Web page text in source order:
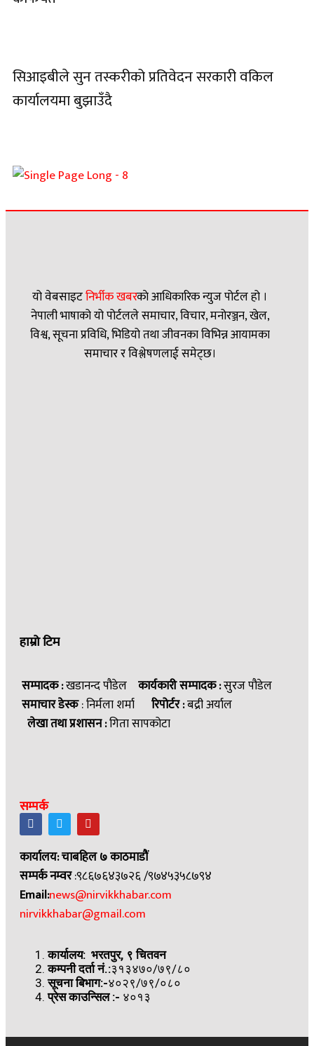
सिआइबीले सुन तस्करीको प्रतिवेदन सरकारी वकिल
कार्यालयमा बुझाउँदै
यो वेबसाइटनिर्भीक खबरकाे आधिकारिक न्युज पोर्टल हो ।
नेपाली भाषाको यो पोर्टलले समाचार, विचार, मनोरञ्जन, खेल,
विश्व, सूचना प्रविधि, भिडियो तथा जीवनका विभिन्न आयामका
समाचार र विश्लेषणलाई समेट्छ।
हाम्रो टिम
सम्पादक :खडानन्द पौडेल कार्यकारी सम्पादक :सुरज पौडेल
समाचार डेस्क: निर्मला शर्मा रिपोर्टर :बद्री अर्याल
लेखा तथा प्रशासन :गिता सापकोटा
सम्पर्क
कार्यालय: चाबहिल ७ काठमाडौं
सम्पर्क नम्वर:९८६७६४३७२६ /९७४५३५८७९४
Email:news@nirvikkhabar.com
nirvikkhabar@gmail.com
कार्यालय: भरतपुर, ९ चितवन
कम्पनी दर्ता नं.:३१३४७०/७९/८०
सूचना बिभाग:-४०२९/७९/०८०
प्रेस काउन्सिल:- ४०१३